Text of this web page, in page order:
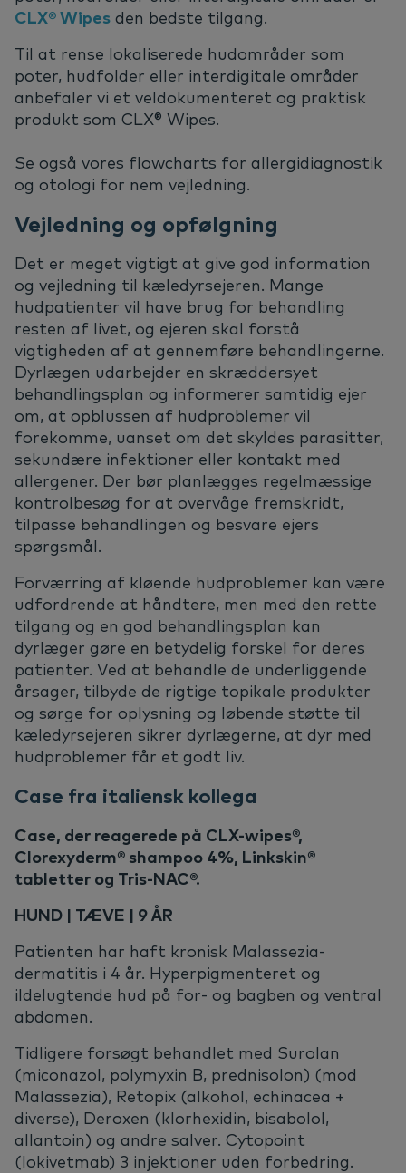
CLX® Wipes den bedste tilgang.
Til at rense lokaliserede hudområder som
poter, hudfolder eller interdigitale områder
anbefaler vi et veldokumenteret og praktisk
produkt som CLX® Wipes.
Se også vores flowcharts for allergidiagnostik
og otologi for nem vejledning.
Vejledning og opfølgning
Det er meget vigtigt at give god information
og vejledning til kæledyrsejeren. Mange
hudpatienter vil have brug for behandling
resten af livet, og ejeren skal forstå
vigtigheden af at gennemføre behandlingerne.
Dyrlægen udarbejder en skræddersyet
behandlingsplan og informerer samtidig ejer
om, at opblussen af hudproblemer vil
forekomme, uanset om det skyldes parasitter,
sekundære infektioner eller kontakt med
allergener. Der bør planlægges regelmæssige
kontrolbesøg for at overvåge fremskridt,
tilpasse behandlingen og besvare ejers
spørgsmål.
Forværring af kløende hudproblemer kan være
udfordrende at håndtere, men med den rette
tilgang og en god behandlingsplan kan
dyrlæger gøre en betydelig forskel for deres
patienter. Ved at behandle de underliggende
årsager, tilbyde de rigtige topikale produkter
og sørge for oplysning og løbende støtte til
kæledyrsejeren sikrer dyrlægerne, at dyr med
hudproblemer får et godt liv.
Case fra italiensk kollega
Case, der reagerede på CLX-wipes®,
Clorexyderm® shampoo 4%, Linkskin®
tabletter og Tris-NAC®.
HUND | TÆVE | 9 ÅR
Patienten har haft kronisk Malassezia-
dermatitis i 4 år. Hyperpigmenteret og
ildelugtende hud på for- og bagben og ventral
abdomen.
Tidligere forsøgt behandlet med Surolan
(miconazol, polymyxin B, prednisolon) (mod
Malassezia), Retopix (alkohol, echinacea +
diverse), Deroxen (klorhexidin, bisabolol,
allantoin) og andre salver. Cytopoint
(lokivetmab) 3 injektioner uden forbedring.